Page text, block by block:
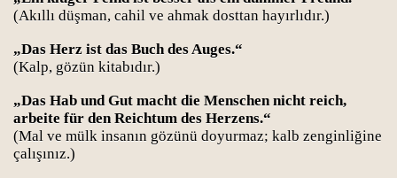
(Akıllı düşman, cahil ve ahmak dosttan hayırlıdır.)
„Das Herz ist das Buch des Auges.“
(Kalp, gözün kitabıdır.)
„Das Hab und Gut macht die Menschen nicht reich,
arbeite für den Reichtum des Herzens.“
(Mal ve mülk insanın gözünü doyurmaz; kalb zenginliğine
çalışınız.)